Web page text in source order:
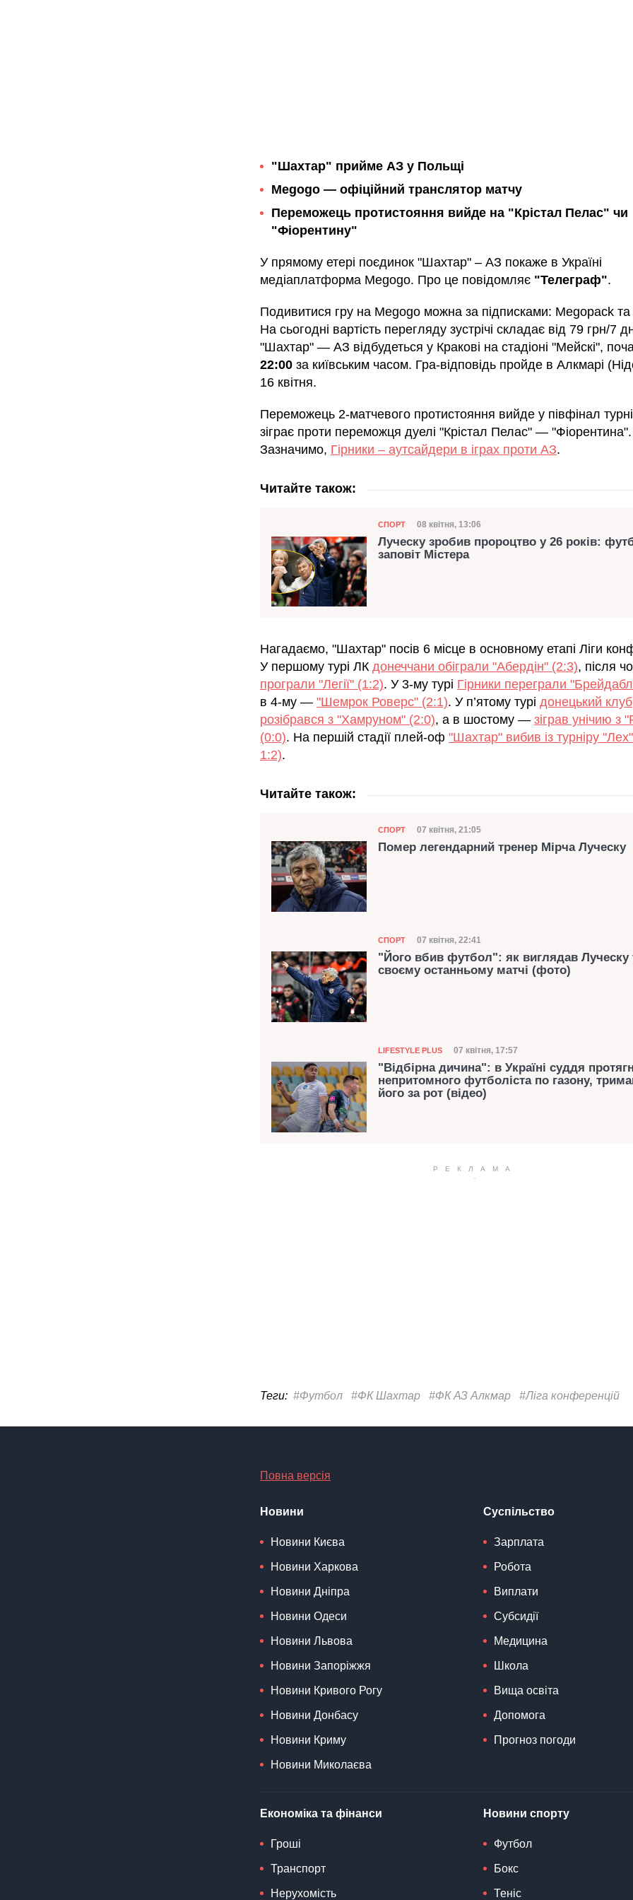
"Шахтар" прийме АЗ у Польщі
Megogo — офіційний транслятор матчу
Переможець протистояння вийде на "Крістал Пелас" чи
"Фіорентину"
У прямому етері поєдинок "Шахтар" – АЗ покаже в Україні
медіаплатформа Megogo. Про це повідомляє "Телеграф".
Подивитися гру на Megogo можна за підписками: Megopack
На сьогодні вартість перегляду зустрічі складає від 79 грн/7
"Шахтар" — АЗ відбудеться у Кракові на стадіоні "Мейскі",
22:00 за київським часом. Гра-відповідь пройде в Алкмарі
16 квітня.
Переможець 2-матчевого протистояння вийде у півфінал
зіграє проти переможця дуелі "Крістал Пелас" — "Фіорентина".
Зазначимо, Гірники – аутсайдери в іграх проти АЗ.
Читайте також:
Категорія
СПОРТ Дата публікації
08 квітня, 13:06
Луческу зробив пророцтво у 26 років:
заповіт Містера
Нагадаємо, "Шахтар" посів 6 місце в основному етапі Ліги
У першому турі ЛК донеччани обіграли "Абердін" (2:3), після
програли "Легії" (1:2). У 3-му турі Гірники переграли
в 4-му — "Шемрок Роверс" (2:1). У п’ятому турі донецький клуб
розібрався з "Хамруном" (2:0), а в шостому — зіграв унічию з
(0:0). На першій стадії плей-оф "Шахтар" вибив із турніру
1:2).
Читайте також:
Категорія
СПОРТ Дата публікації
07 квітня, 21:05
Помер легендарний тренер Мірча Луческу
Категорія
СПОРТ Дата публікації
07 квітня, 22:41
"Його вбив футбол": як виглядав Луческу
своєму останньому матчі (фото)
Категорія
LIFESTYLE PLUS Дата публікації
07 квітня, 17:57
"Відбірна дичина": в Україні суддя
непритомного футболіста по газону,
його за рот (відео)
Теги: #Футбол #ФК Шахтар #ФК АЗ Алкмар #Ліга конференцій
Повна версія
Новини
Новини Києва
Новини Харкова
Новини Дніпра
Новини Одеси
Новини Львова
Новини Запоріжжя
Новини Кривого Рогу
Новини Донбасу
Новини Криму
Новини Миколаєва
Суспільство
Зарплата
Робота
Виплати
Субсидії
Медицина
Школа
Вища освіта
Допомога
Прогноз погоди
Економіка та фінанси
Гроші
Транспорт
Нерухомість
Новини спорту
Футбол
Бокс
Теніс